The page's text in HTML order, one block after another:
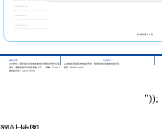
2020-03-30
2020-03-16
2019-12-16
共6条记录 1/1 页
网站管理 访问统计
主办单位：国家税务总局海南省税务局网站管理办公室
pg游戏库最新版本的版权所有：国家税务总局海南省税务局
地址：海南省海口市龙昆北路10号
邮编：570125
电话：0898-12366
网站标识码：bm29210001
"));